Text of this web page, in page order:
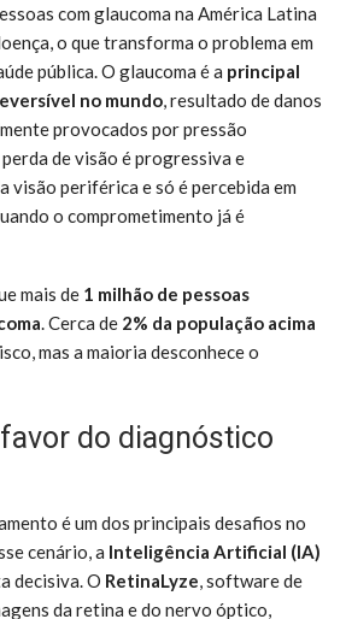
com glaucoma na América Latina
o que transforma o problema em
pública. O glaucoma é a principal
no mundo, resultado de danos
provocados por pressão
de visão é progressiva e
visão periférica e só é percebida em
o comprometimento já é
mais de 1 milhão de pessoas
. Cerca de 2% da população acima
mas a maioria desconhece o
do diagnóstico
é um dos principais desafios no
cenário, a Inteligência Artificial (IA)
decisiva. O RetinaLyze, software de
da retina e do nervo óptico,